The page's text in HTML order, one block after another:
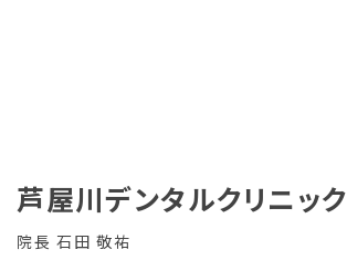
芦屋川デンタルクリニック
院長 石田 敬祐